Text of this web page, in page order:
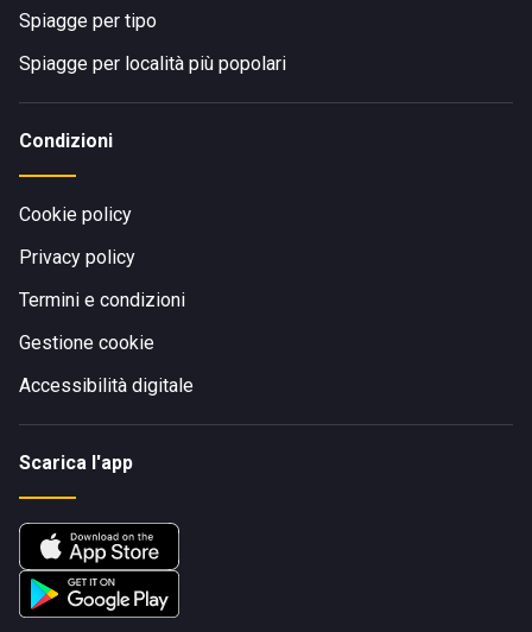
Spiagge per tipo
Spiagge per località più popolari
Condizioni
Cookie policy
Privacy policy
Termini e condizioni
Gestione cookie
Accessibilità digitale
Scarica l'app